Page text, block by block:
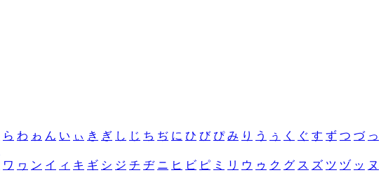
ら わ ゎ ん い ぃ き ぎ し じ ち ぢ に ひ び ぴ み り う ぅ く ぐ す ず つ づ っ
ワ ヮ ン イ ィ キ ギ シ ジ チ ヂ ニ ヒ ビ ピ ミ リ ウ ゥ ク グ ス ズ ツ ヅ ッ ヌ